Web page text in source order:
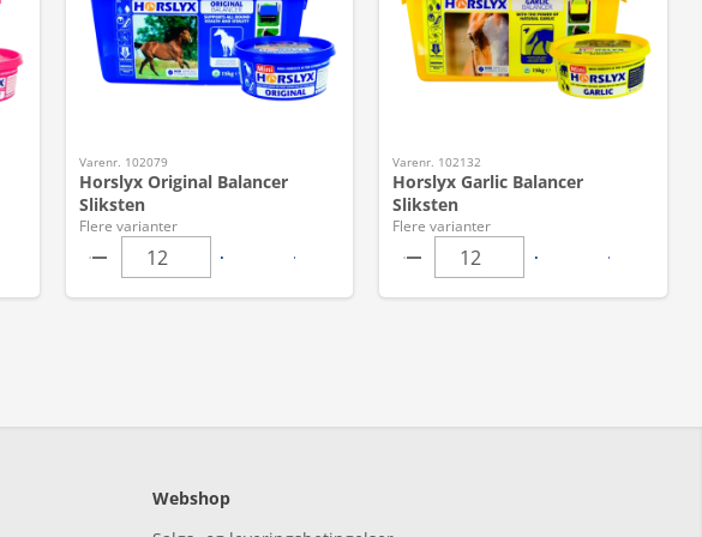
Varenr. 102079
Horslyx Original Balancer
Sliksten
Flere varianter
Varenr. 102132
Horslyx Garlic Balancer
Sliksten
Flere varianter
Webshop